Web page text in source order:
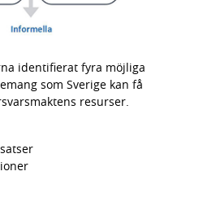
identifierat fyra möjliga
som Sverige kan få
resurser.